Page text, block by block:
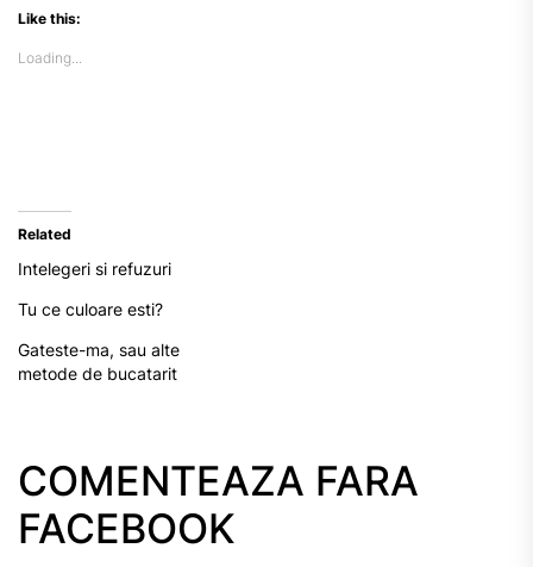
Like this:
Loading...
Related
Intelegeri si refuzuri
Tu ce culoare esti?
Gateste-ma, sau alte
metode de bucatarit
COMENTEAZA FARA
FACEBOOK